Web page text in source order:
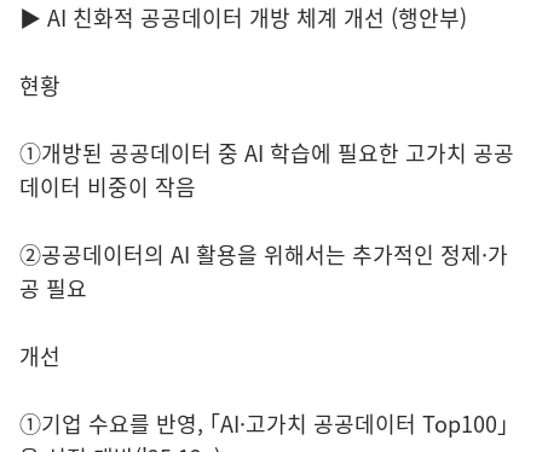
▶ AI 친화적 공공데이터 개방 체계 개선 (행안부)
현황
①개방된 공공데이터 중 AI 학습에 필요한 고가치 공공
데이터 비중이 작음
②공공데이터의 AI 활용을 위해서는 추가적인 정제·가
공 필요
개선
①기업 수요를 반영, ｢AI·고가치 공공데이터 Top100｣